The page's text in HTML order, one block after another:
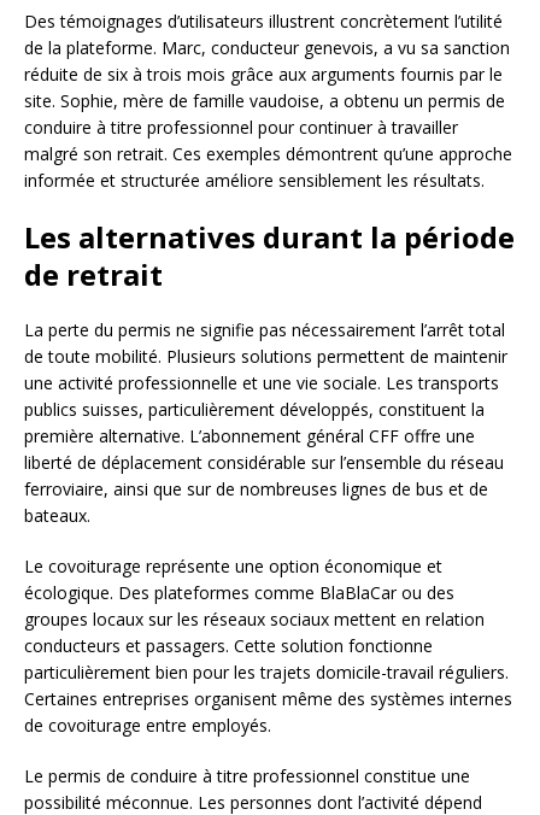
Des témoignages d’utilisateurs illustrent concrètement l’utilité
de la plateforme. Marc, conducteur genevois, a vu sa sanction
réduite de six à trois mois grâce aux arguments fournis par le
site. Sophie, mère de famille vaudoise, a obtenu un permis de
conduire à titre professionnel pour continuer à travailler
malgré son retrait. Ces exemples démontrent qu’une approche
informée et structurée améliore sensiblement les résultats.
Les alternatives durant la période
de retrait
La perte du permis ne signifie pas nécessairement l’arrêt total
de toute mobilité. Plusieurs solutions permettent de maintenir
une activité professionnelle et une vie sociale. Les transports
publics suisses, particulièrement développés, constituent la
première alternative. L’abonnement général CFF offre une
liberté de déplacement considérable sur l’ensemble du réseau
ferroviaire, ainsi que sur de nombreuses lignes de bus et de
bateaux.
Le covoiturage représente une option économique et
écologique. Des plateformes comme BlaBlaCar ou des
groupes locaux sur les réseaux sociaux mettent en relation
conducteurs et passagers. Cette solution fonctionne
particulièrement bien pour les trajets domicile-travail réguliers.
Certaines entreprises organisent même des systèmes internes
de covoiturage entre employés.
Le permis de conduire à titre professionnel constitue une
possibilité méconnue. Les personnes dont l’activité dépend